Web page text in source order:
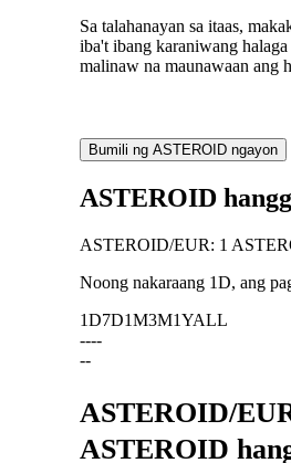
Sa talahanayan sa itaas,
iba't ibang karaniwang
malinaw na maunawaan ang
Bumili ng ASTEROID ngayon
ASTEROID
ASTEROID/EUR: 1
Noong nakaraang 1D, ang
1D7D1M3M1YALL
----
--
ASTEROID/
ASTEROID